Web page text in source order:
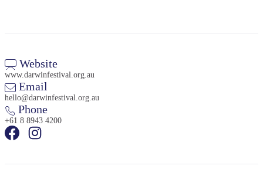
Website
www.darwinfestival.org.au
Email
hello@darwinfestival.org.au
Phone
+61 8 8943 4200